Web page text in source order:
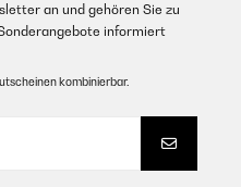
an und gehören Sie zu
informiert
kombinierbar.